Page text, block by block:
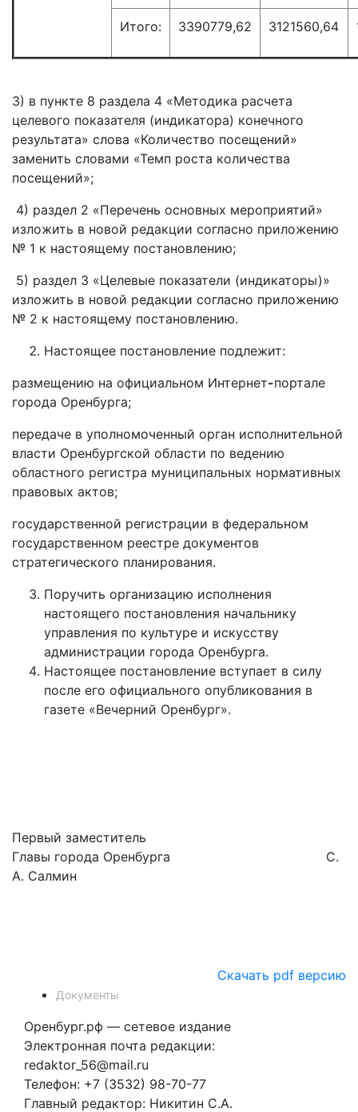
Итого: 3390779,62 3121560,64
3) в пункте 8 раздела 4 «Методика расчета
целевого показателя (индикатора) конечного
результата» слова «Количество посещений»
заменить словами «Темп роста количества
посещений»;
4) раздел 2 «Перечень основных мероприятий»
изложить в новой редакции согласно приложению
№ 1 к настоящему постановлению;
5) раздел 3 «Целевые показатели (индикаторы)»
изложить в новой редакции согласно приложению
№ 2 к настоящему постановлению.
Настоящее постановление подлежит:
размещению на официальном Интернет-портале
города Оренбурга;
передаче в уполномоченный орган исполнительной
власти Оренбургской области по ведению
областного регистра муниципальных нормативных
правовых актов;
государственной регистрации в федеральном
государственном реестре документов
стратегического планирования.
Поручить организацию исполнения
настоящего постановления начальнику
управления по культуре и искусству
администрации города Оренбурга.
Настоящее постановление вступает в силу
после его официального опубликования в
газете «Вечерний Оренбург».
Первый заместитель
Главы города Оренбурга С.
А. Салмин
Скачать pdf версию
Документы
Оренбург.рф — сетевое издание
Электронная почта редакции:
redaktor_56@mail.ru
Телефон: +7 (3532) 98-70-77
Главный редактор: Никитин С.А.